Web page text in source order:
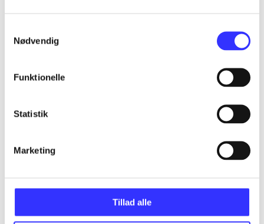
Nødvendig
Funktionelle
Statistik
Marketing
Tillad alle
...
...